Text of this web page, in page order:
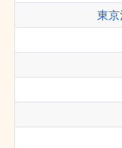
東